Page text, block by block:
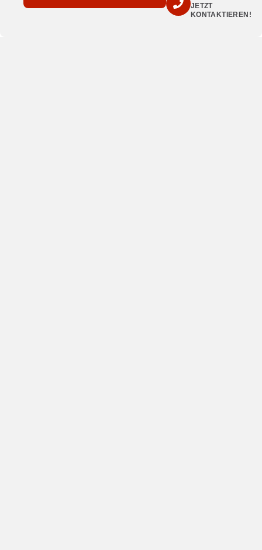
JETZT
KONTAKTIEREN!